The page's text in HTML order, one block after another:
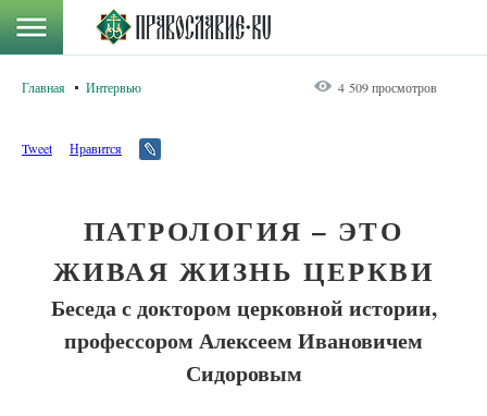
Главная Интервью 4 509 просмотров
Tweet Нравится
ПАТРОЛОГИЯ – ЭТО
ЖИВАЯ ЖИЗНЬ ЦЕРКВИ
Беседа с доктором церковной истории,
профессором Алексеем Ивановичем
Сидоровым